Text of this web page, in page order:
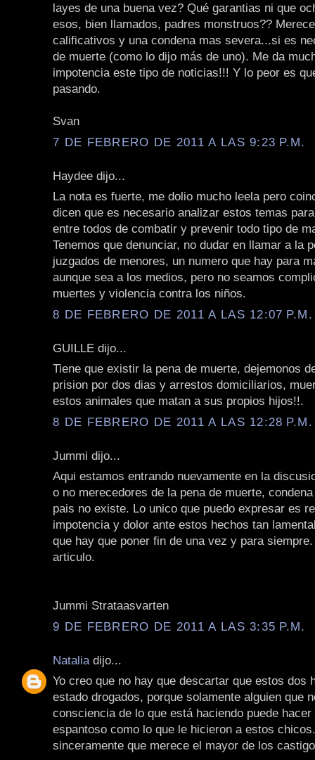
layes de una buena vez? Qué garantias ni que
esos, bien llamados, padres monstruos??
calificativos y una condena mas severa...si es
de muerte (como lo dijo más de uno). Me da
impotencia este tipo de noticias!!! Y lo peor es
pasando.
Svan
7 DE FEBRERO DE 2011 A LAS 9:23 P.M.
Haydee dijo...
La nota es fuerte, me dolio mucho leela pero
dicen que es necesario analizar estos temas
entre todos de combatir y prevenir todo tipo de
Tenemos que denunciar, no dudar en llamar a la
juzgados de menores, un numero que hay para
aunque sea a los medios, pero no seamos
muertes y violencia contra los niños.
8 DE FEBRERO DE 2011 A LAS 12:07 P.M.
GUILLE dijo...
Tiene que existir la pena de muerte, dejemonos
prision por dos dias y arrestos domiciliarios,
estos animales que matan a sus propios hijos!!.
8 DE FEBRERO DE 2011 A LAS 12:28 P.M.
Jummi dijo...
Aqui estamos entrando nuevamente en la
o no merecedores de la pena de muerte,
pais no existe. Lo unico que puedo expresar es
impotencia y dolor ante estos hechos tan
que hay que poner fin de una vez y para
articulo.
Jummi Strataasvarten
9 DE FEBRERO DE 2011 A LAS 3:35 P.M.
Natalia dijo...
Yo creo que no hay que descartar que estos dos
estado drogados, porque solamente alguien que
consciencia de lo que está haciendo puede hacer
espantoso como lo que le hicieron a estos
sinceramente que merece el mayor de los